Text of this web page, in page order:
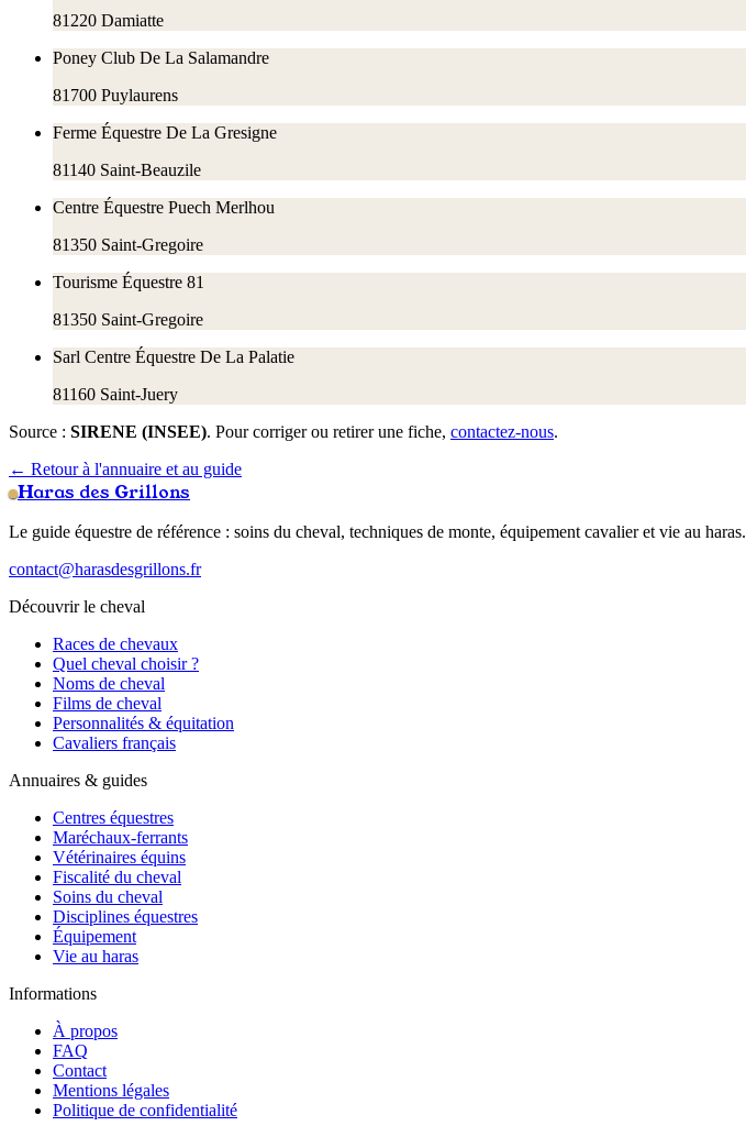
81220 Damiatte
Poney Club De La Salamandre
81700 Puylaurens
Ferme Équestre De La Gresigne
81140 Saint-Beauzile
Centre Équestre Puech Merlhou
81350 Saint-Gregoire
Tourisme Équestre 81
81350 Saint-Gregoire
Sarl Centre Équestre De La Palatie
81160 Saint-Juery
Source : SIRENE (INSEE). Pour corriger ou retirer une fiche, contactez-nous.
← Retour à l'annuaire et au guide
Haras des Grillons
Le guide équestre de référence : soins du cheval, techniques de monte, équipement cavalier et vie au haras.
contact@harasdesgrillons.fr
Découvrir le cheval
Races de chevaux
Quel cheval choisir ?
Noms de cheval
Films de cheval
Personnalités & équitation
Cavaliers français
Annuaires & guides
Centres équestres
Maréchaux-ferrants
Vétérinaires équins
Fiscalité du cheval
Soins du cheval
Disciplines équestres
Équipement
Vie au haras
Informations
À propos
FAQ
Contact
Mentions légales
Politique de confidentialité